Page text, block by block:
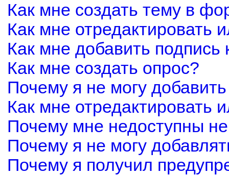
Как мне создать тему в
Как мне отредактировать
Как мне добавить
Как мне создать опрос?
Почему я не могу
Как мне отредактировать
Почему мне недоступны
Почему я не могу
Почему я получил